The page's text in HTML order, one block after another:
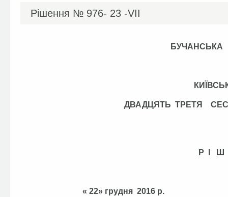
Рішення № 976- 23 -VІІ
ДВАДЦЯТЬ ТРЕТЯ
Р І
« 22» грудня